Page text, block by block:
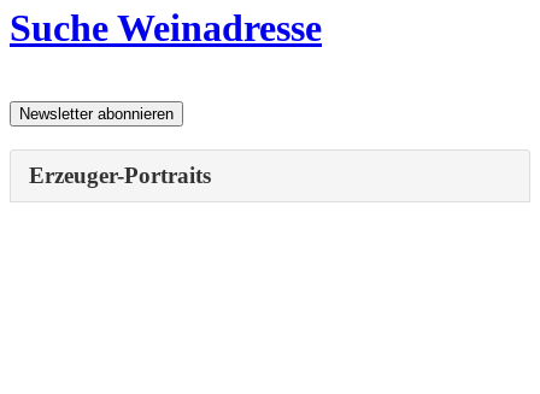
Suche Weinadresse
Erzeuger-Portraits